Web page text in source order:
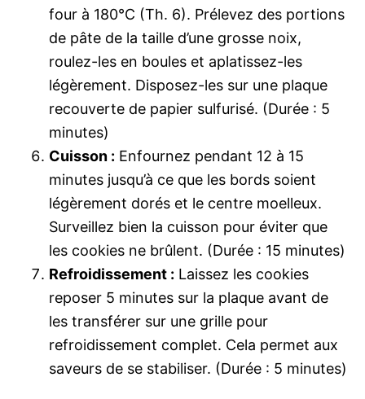
four à 180°C (Th. 6). Prélevez des portions
de pâte de la taille d’une grosse noix,
roulez-les en boules et aplatissez-les
légèrement. Disposez-les sur une plaque
recouverte de papier sulfurisé. (Durée : 5
minutes)
Cuisson : Enfournez pendant 12 à 15
minutes jusqu’à ce que les bords soient
légèrement dorés et le centre moelleux.
Surveillez bien la cuisson pour éviter que
les cookies ne brûlent. (Durée : 15 minutes)
Refroidissement : Laissez les cookies
reposer 5 minutes sur la plaque avant de
les transférer sur une grille pour
refroidissement complet. Cela permet aux
saveurs de se stabiliser. (Durée : 5 minutes)